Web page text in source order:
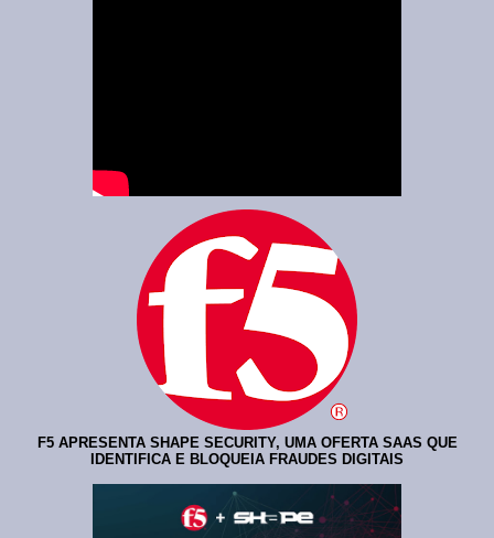
F5 APRESENTA SHAPE SECURITY, UMA OFERTA SAAS QUE
IDENTIFICA E BLOQUEIA FRAUDES DIGITAIS